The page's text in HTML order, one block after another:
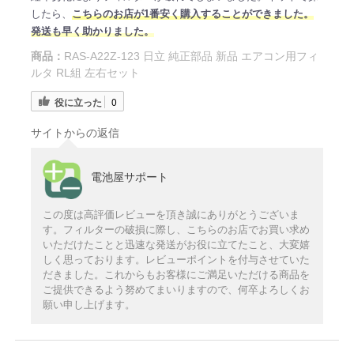
したら、 こちらのお店が1番安く購入することができました。
発送も早く助かりました。
商品： RAS-A22Z-123 日立 純正部品 新品 エアコン用フィ
ルタ RL組 左右セット
役に立った 0
サイトからの返信
電池屋サポート
この度は高評価レビューを頂き誠にありがとうございま
す。フィルターの破損に際し、こちらのお店でお買い求め
いただけたことと迅速な発送がお役に立てたこと、大変嬉
しく思っております。レビューポイントを付与させていた
だきました。これからもお客様にご満足いただける商品を
ご提供できるよう努めてまいりますので、何卒よろしくお
願い申し上げます。